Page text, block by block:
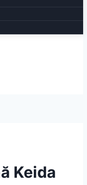
Keida